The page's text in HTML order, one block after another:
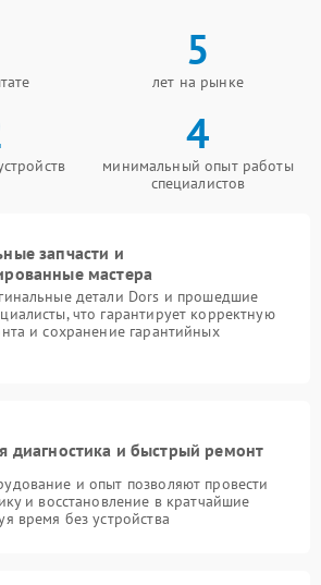
5
лет на рынке
4
минимальный опыт работы
специалистов
запчасти и
мастера
детали Dors и прошедшие
что гарантирует корректную
и сохранение гарантийных
диагностика и быстрый ремонт
и опыт позволяют провести
и восстановление в кратчайшие
время без устройства